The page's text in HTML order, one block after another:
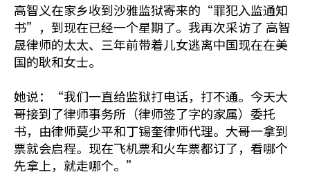
高智义在家乡收到沙雅监狱寄来的“罪犯入监通知
书”，到现在已经一个星期了。我再次采访了 高智
晟律师的太太、三年前带着儿女逃离中国现在在美
国的耿和女士。
她说：“我们一直给监狱打电话，打不通。今天大
哥接到了律师事务所（律师签了字的家属）委托
书，由律师莫少平和丁锡奎律师代理。大哥一拿到
票就会启程。现在飞机票和火车票都订了，看哪个
先拿上，就走哪个。”